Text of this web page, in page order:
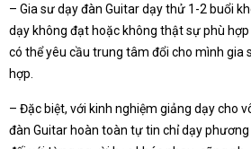
– Gia sư dạy đàn Guitar dạy thử 1-2 buổi
dạy không đạt hoặc không thật sự phù
có thể yêu cầu trung tâm đổi cho mình gia
hợp.
– Đặc biệt, với kinh nghiệm giảng dạy cho
đàn Guitar hoàn toàn tự tin chỉ dạy